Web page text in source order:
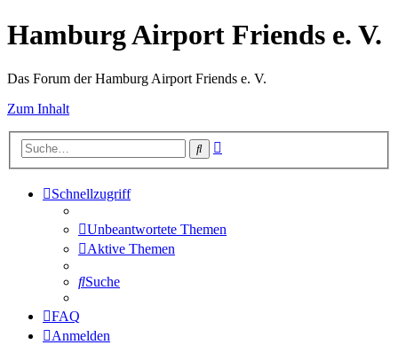
Hamburg Airport Friends e. V.
Das Forum der Hamburg Airport Friends e. V.
Zum Inhalt
Suche
Schnellzugriff
Unbeantwortete Themen
Aktive Themen
Suche
FAQ
Anmelden